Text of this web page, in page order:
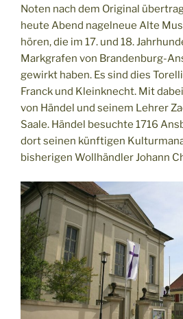
Noten nach dem Original
heute Abend nagelneue Alte
hören, die im 17. und 18.
Markgrafen von Brandenburg-
gewirkt haben. Es sind dies
Franck und Kleinknecht. Mit
von Händel und seinem Lehrer
Saale. Händel besuchte 1716
dort seinen künftigen
bisherigen Wollhändler Johann